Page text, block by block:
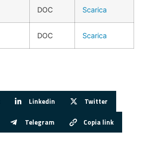
DOC Scarica
DOC Scarica
Linkedin Twitter
Telegram Copia link